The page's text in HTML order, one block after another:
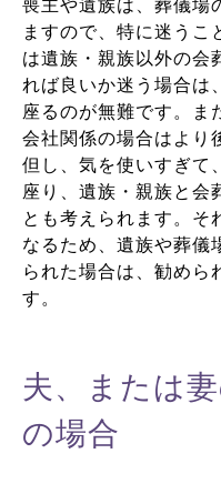
喪主や遺族は、葬儀場
ますので、特に迷うこ
は遺族・親族以外の会
れば良いか迷う場合は
座るのが無難です。ま
会社関係の場合はより
但し、気を使いすぎて
座り、遺族・親族と会
とも考えられます。そ
なるため、遺族や葬儀
られた場合は、勧めら
す。
夫、または
の場合